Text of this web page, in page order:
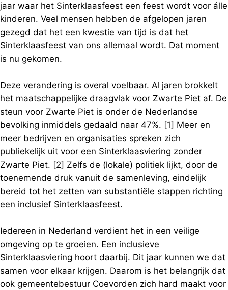
jaar waar het Sinterklaasfeest een feest wordt voor álle
kinderen. Veel mensen hebben de afgelopen jaren
gezegd dat het een kwestie van tijd is dat het
Sinterklaasfeest van ons allemaal wordt. Dat moment
is nu gekomen.
Deze verandering is overal voelbaar. Al jaren brokkelt
het maatschappelijke draagvlak voor Zwarte Piet af. De
steun voor Zwarte Piet is onder de Nederlandse
bevolking inmiddels gedaald naar 47%. [1] Meer en
meer bedrijven en organisaties spreken zich
publiekelijk uit voor een Sinterklaasviering zonder
Zwarte Piet. [2] Zelfs de (lokale) politiek lijkt, door de
toenemende druk vanuit de samenleving, eindelijk
bereid tot het zetten van substantiële stappen richting
een inclusief Sinterklaasfeest.
Iedereen in Nederland verdient het in een veilige
omgeving op te groeien. Een inclusieve
Sinterklaasviering hoort daarbij. Dit jaar kunnen we dat
samen voor elkaar krijgen. Daarom is het belangrijk dat
ook gemeentebestuur Coevorden zich hard maakt voor